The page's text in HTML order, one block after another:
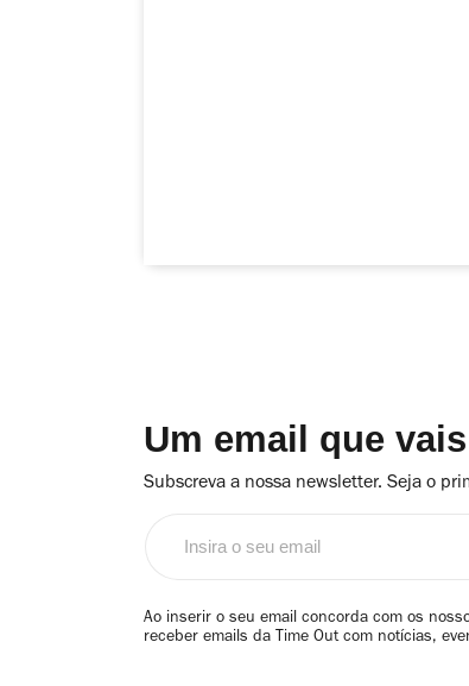
Um email que
Subscreva a nossa newsletter. Seja o
email
Ao inserir o seu email concorda com os
receber emails da Time Out com notícias,